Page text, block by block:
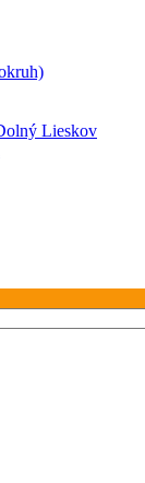
Lieskov